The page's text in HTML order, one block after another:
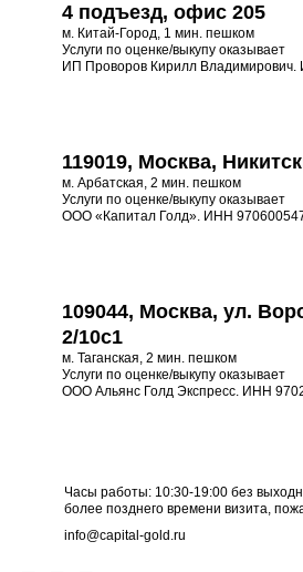
4 подъезд, офис 205
м. Китай-Город, 1 мин. пешком
Услуги по оценке/выкупу оказывает
ИП Проворов Кирилл
119019, Москва,
м. Арбатская, 2 мин. пешком
Услуги по оценке/выкупу оказывает
ООО «Капитал Голд». ИНН
109044, Москва, ул.
2/10с1
м. Таганская, 2 мин. пешком
Услуги по оценке/выкупу оказывает
ООО Альянс Голд Экспресс. ИНН
Часы работы: 10:30-19:00 без
более позднего времени визита,
info@capital-gold.ru